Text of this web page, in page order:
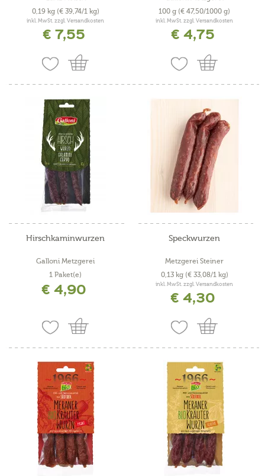
0,19 kg (€ 39,74/1 kg)
inkl. MwSt. zzgl. Versandkosten
€ 7,55
100 g (€ 47,50/1000 g)
inkl. MwSt. zzgl. Versandkosten
€ 4,75
Hirschkaminwurzen
Galloni Metzgerei
1 Paket(e)
€ 4,90
Speckwurzen
Metzgerei Steiner
0,13 kg (€ 33,08/1 kg)
inkl. MwSt. zzgl. Versandkosten
€ 4,30